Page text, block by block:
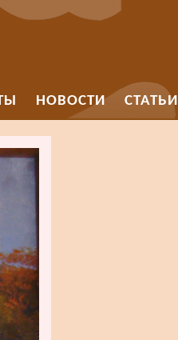
НОВОСТИ СТАТЬИ